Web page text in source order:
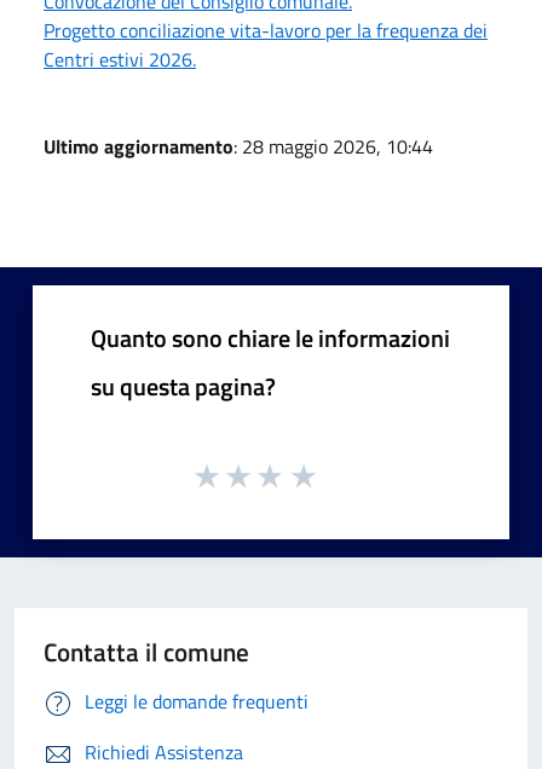
Progetto conciliazione vita-lavoro per la frequenza dei
Centri estivi 2026.
Ultimo aggiornamento: 28 maggio 2026, 10:44
Quanto sono chiare le informazioni
su questa pagina?
Contatta il comune
Leggi le domande frequenti
Richiedi Assistenza